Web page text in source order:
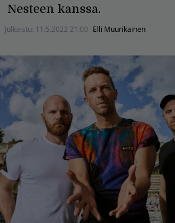
Nesteen kanssa.
Julkaistu: 11.5.2022 21:00 Elli Muurikainen